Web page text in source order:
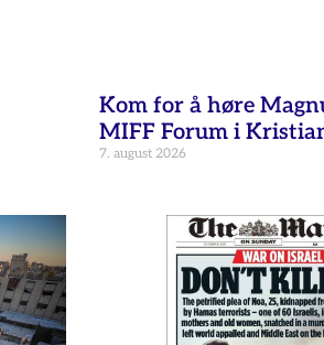
Kom for å høre
MIFF Forum i
7. august 2026